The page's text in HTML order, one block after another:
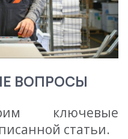
ВОПРОСЫ
ключевые
статьи.